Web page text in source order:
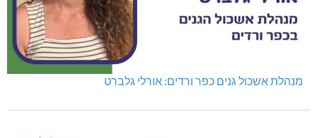
מנהלת אשכול גנים כפר ורדים: אורלי גלברט